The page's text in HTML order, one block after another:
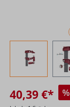
40,39 €* %